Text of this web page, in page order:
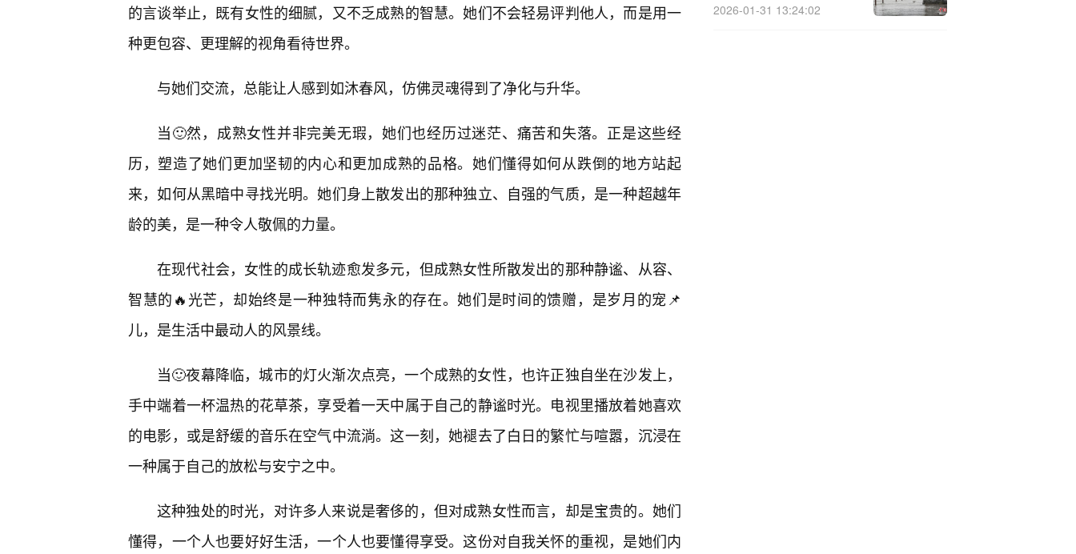
的言谈举止，既有女性的细腻，又不乏成熟的智慧。她们不会轻易评判他人，而是用一
种更包容、更理解的视角看待世界。
与她们交流，总能让人感到如沐春风，仿佛灵魂得到了净化与升华。
当🙂然，成熟女性并非完美无瑕，她们也经历过迷茫、痛苦和失落。正是这些经
历，塑造了她们更加坚韧的内心和更加成熟的品格。她们懂得如何从跌倒的地方站起
来，如何从黑暗中寻找光明。她们身上散发出的那种独立、自强的气质，是一种超越年
龄的美，是一种令人敬佩的力量。
在现代社会，女性的成长轨迹愈发多元，但成熟女性所散发出的那种静谧、从容、
智慧的🔥光芒，却始终是一种独特而隽永的存在。她们是时间的馈赠，是岁月的宠📌
儿，是生活中最动人的风景线。
当🙂夜幕降临，城市的灯火渐次点亮，一个成熟的女性，也许正独自坐在沙发上，
手中端着一杯温热的花草茶，享受着一天中属于自己的静谧时光。电视里播放着她喜欢
的电影，或是舒缓的音乐在空气中流淌。这一刻，她褪去了白日的繁忙与喧嚣，沉浸在
一种属于自己的放松与安宁之中。
这种独处的时光，对许多人来说是奢侈的，但对成熟女性而言，却是宝贵的。她们
懂得，一个人也要好好生活，一个人也要懂得享受。这份对自我关怀的重视，是她们内
2026-01-31 13:24:02